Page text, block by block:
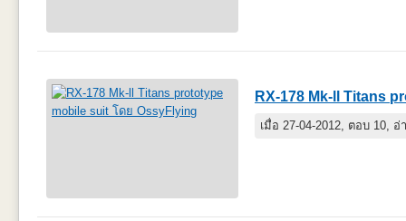
RX-178 Mk-ll Titans
เมื่อ 27-04-2012, ตอบ 10, อ่